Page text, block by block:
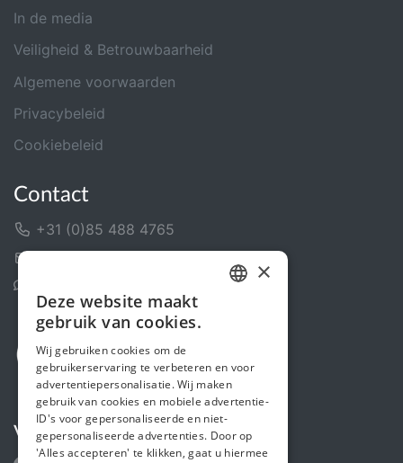
In de media
Veiligheid & Betrouwbaarheid
Algemene voorwaarden
Privacybeleid
Cookiebeleid
Contact
+31 (0)85 488 4765
Volg ons
ENGLISH
×
Deze website maakt
gebruik van cookies.
Wij gebruiken cookies om de
gebruikerservaring te verbeteren en voor
advertentiepersonalisatie. Wij maken
gebruik van cookies en mobiele advertentie-
ID's voor gepersonaliseerde en niet-
gepersonaliseerde advertenties. Door op
'Alles accepteren' te klikken, gaat u hiermee